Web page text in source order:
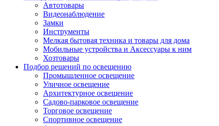
Автотовары
Видеонаблюдение
Замки
Инструменты
Мелкая бытовая техника и товары для дома
Мобильные устройства и Аксессуары к ним
Хозтовары
Подбор решений по освещению
Промышленное освещение
Уличное освещение
Архитектурное освещение
Садово-парковое освещение
Торговое освещение
Спортивное освещение